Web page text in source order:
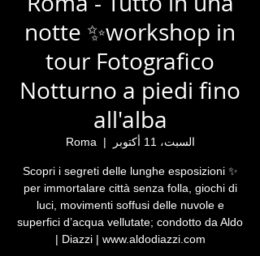
notte ✨workshop in
tour Fotografico
Notturno a piedi fino
all'alba
السبت، 11 أكتوبر
  |
Roma
✨ Scopri i segreti delle lunghe esposizioni
per immortalare città senza folla, giochi di
luci, movimenti soffusi delle nuvole e
superfici d’acqua vellutate; condotto da Aldo
Diazzi | www.aldodiazzi.com |